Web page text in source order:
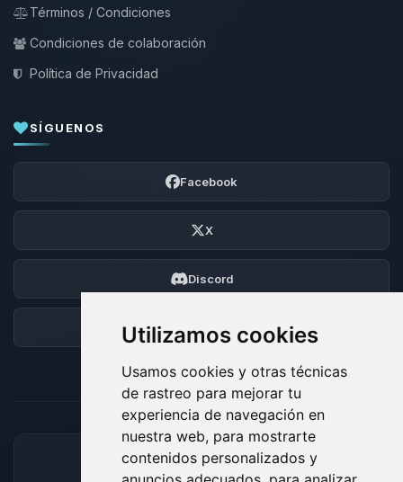
Utilizamos cookies
Usamos cookies y otras técnicas
de rastreo para mejorar tu
experiencia de navegación en
nuestra web, para mostrarte
contenidos personalizados y
Términos / Condiciones
Condiciones de colaboración
Política de Privacidad
SÍGUENOS
Facebook
X
Discord
Foro
MÉTODOS DE PAGO ACEPTADOS